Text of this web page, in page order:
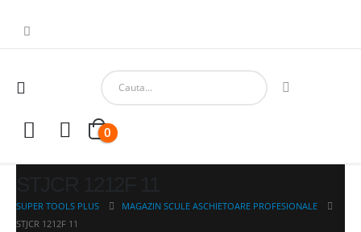
0
SUPER TOOLS PLUS
MAGAZIN SCULE ASCHIETOARE PROFESIONALE
STJCR 1212F 11